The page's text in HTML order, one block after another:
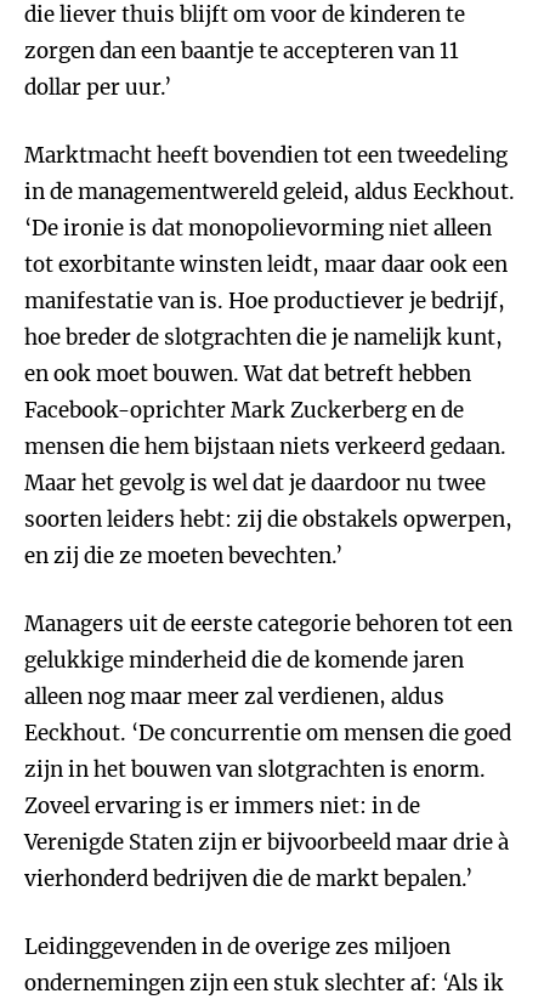
die liever thuis blijft om voor de kinderen te
zorgen dan een baantje te accepteren van 11
dollar per uur.’
Marktmacht heeft bovendien tot een tweedeling
in de managementwereld geleid, aldus Eeckhout.
‘De ironie is dat monopolievorming niet alleen
tot exorbitante winsten leidt, maar daar ook een
manifestatie van is. Hoe productiever je bedrijf,
hoe breder de slotgrachten die je namelijk kunt,
en ook moet bouwen. Wat dat betreft hebben
Facebook-oprichter Mark Zuckerberg en de
mensen die hem bijstaan niets verkeerd gedaan.
Maar het gevolg is wel dat je daardoor nu twee
soorten leiders hebt: zij die obstakels opwerpen,
en zij die ze moeten bevechten.’
Managers uit de eerste categorie behoren tot een
gelukkige minderheid die de komende jaren
alleen nog maar meer zal verdienen, aldus
Eeckhout. ‘De concurrentie om mensen die goed
zijn in het bouwen van slotgrachten is enorm.
Zoveel ervaring is er immers niet: in de
Verenigde Staten zijn er bijvoorbeeld maar drie à
vierhonderd bedrijven die de markt bepalen.’
Leidinggevenden in de overige zes miljoen
ondernemingen zijn een stuk slechter af: ‘Als ik